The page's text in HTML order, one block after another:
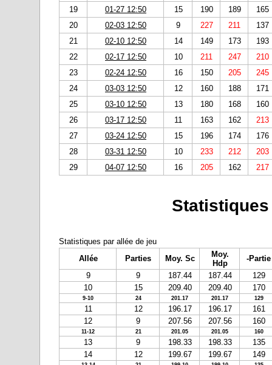
19
01-27 12:50 15 190 189
165
20
02-03 12:50 9 227 211
137
21
02-10 12:50 14 149 173
193
22
02-17 12:50 10 211 247
210
23
02-24 12:50 16 150 205
245
24
03-03 12:50 12 160 188
171
25
03-10 12:50 13 180 168
160
26
03-17 12:50 11 163 162
213
27
03-24 12:50 15 196 174
176
28
03-31 12:50 10 233 212
203
29
04-07 12:50 16 205 162 217
Statistiques par allée de jeu
Allée
Parties Moy. Sc
Moy.
Hdp
-Partie
9
9 187.44 187.44
129
10
15 209.40 209.40 170
9-10 24 201.17 201.17 129
11 12 196.17 196.17
161
12
9 207.56 207.56 160
11-12 21 201.05 201.05 160
13 9 198.33 198.33
135
14
12 199.67 199.67 149